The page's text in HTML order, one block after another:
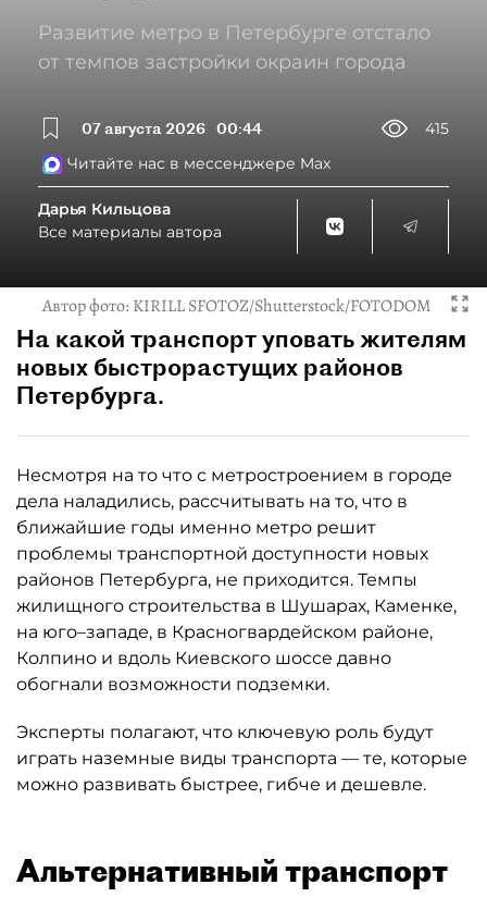
Развитие метро в Петербурге отстало
от темпов застройки окраин города
07 августа 2026 00:44
415
Читайте нас в мессенджере Max
Дарья Кильцова
Все материалы автора
Автор фото:KIRILL SFOTOZ/Shutterstock/FOTODOM
На какой транспорт уповать жителям
новых быстрорастущих районов
Петербурга.
Несмотря на то что с метростроением в городе
дела наладились, рассчитывать на то, что в
ближайшие годы именно метро решит
проблемы транспортной доступности новых
районов Петербурга, не приходится. Темпы
жилищного строительства в Шушарах, Каменке,
на юго–западе, в Красногвардейском районе,
Колпино и вдоль Киевского шоссе давно
обогнали возможности подземки.
Эксперты полагают, что ключевую роль будут
играть наземные виды транспорта — те, которые
можно развивать быстрее, гибче и дешевле.
Альтернативный транспорт